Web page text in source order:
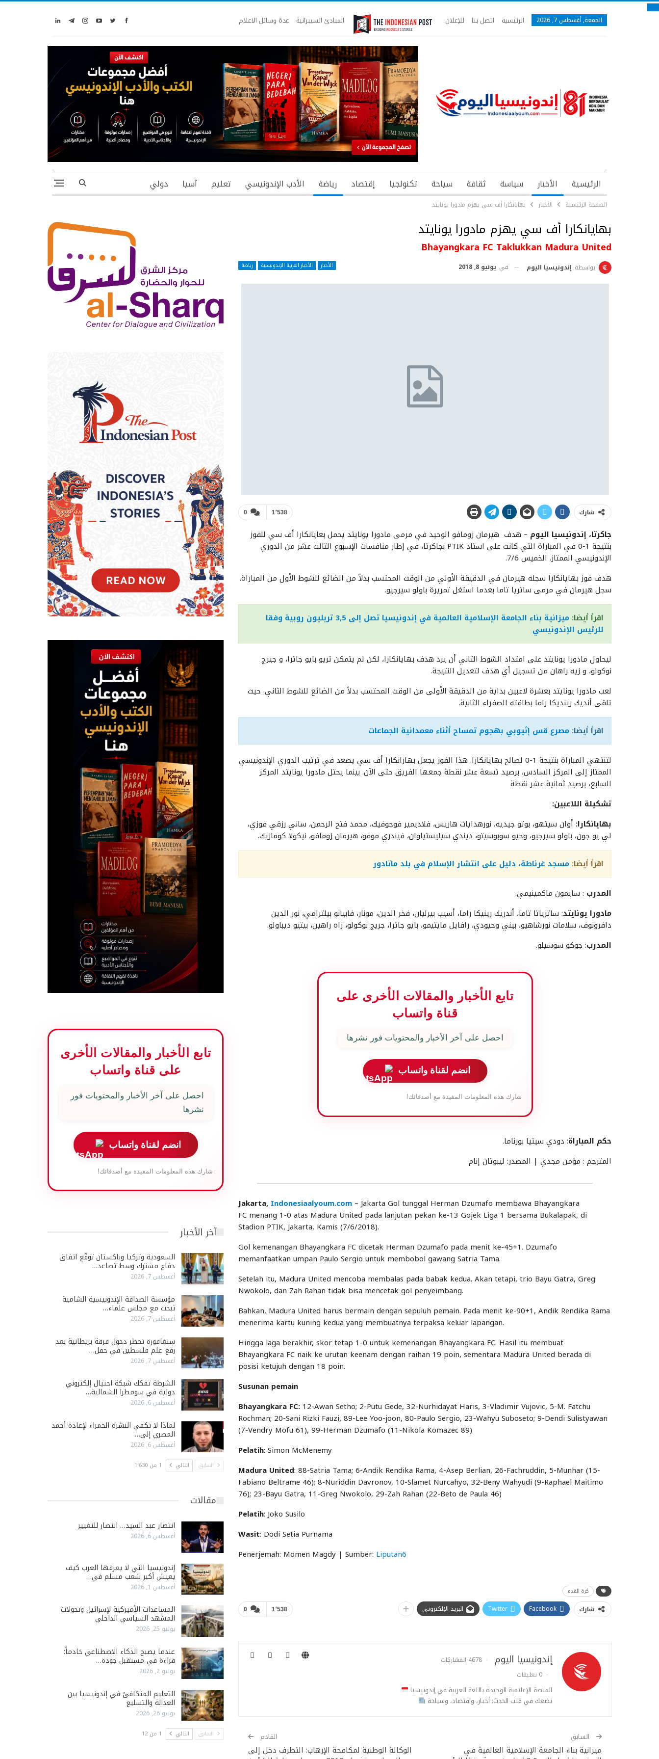
الجمعة, أغسطس 7, 2026 الرئيسية اتصل بنا للإعلان المبادئ السيبرانية عدة وسائل الاعلام
الرئيسية الأخبار سياسة ثقافة سياحة تكنولجيا إقتصاد رياضة الأدب الإندونيسي تعليم آسيا دولي
الصفحة الرئيسية الأخبار بهايانكارا أف سي يهزم مادورا يونايتد
بهايانكارا أف سي يهزم مادورا يونايتد
Bhayangkara FC Taklukkan Madura United
الأخبار الأخبار العربية الإندونيسية رياضة بواسطة إندونيسيا اليوم في يونيو 8, 2018
0 1٬538 شارك
جاكرتا، إندونيسيا اليوم – هدف هيرمان زومافو الوحيد في مرمى مادورا يونايتد يحمل بعايانكارا أف سي للفوز
بنتيجة 1-0 في المباراة التي كانت على استاد PTIK بجاكرتا، في إطار منافسات الإسبوع الثالث عشر من الدوري
الإندونيسي الممتاز. الخميس 7/6.
هدف فوز بهايانكارا سجله هيرمان في الدقيقة الأولي من الوقت المحتسب بدلاً من الضائع للشوط الأول من المباراة.
سجل هيرمان في مرمى ساتريا تاما بعدما استغل تمريرة باولو سيرجيو.
اقرأ أيضا:
ميزانية بناء الجامعة الإسلامية العالمية في إندونيسيا تصل إلى 3,5 تريليون روبية وفقا
للرئيس الإندونيسي
ليحاول مادورا يونايتد على امتداد الشوط الثاني أن يرد هدف بهايانكارا، لكن لم يتمكن تريو بايو جاترا، و جيرج
نوكولو، و زيه راهان من تسجيل أي هدف لتعديل النتيجة.
لعب مادورا يونايتد بعشرة لاعبين بداية من الدقيقة الأولى من الوقت المحتسب بدلاً من الضائع للشوط الثاني. حيث
تلقى أنديك رينديكا راما بطاقته الصفراء الثانية.
اقرأ أيضا: مصرع قس إثيوبي بهجوم تمساح أثناء معمدانية الجماعات
لتنتهي المباراة بنتيجة 1-0 لصالح بهايانكارا. هذا الفوز يجعل بهارانكارا أف سي يصعد في ترتيب الدوري الإندونيسي
الممتاز إلى المركز السادس، برصيد تسعة عشر نقطة جمعها الفريق حتى الآن. بينما يحتل مادورا يونايتد المركز
السابع، برصيد ثمانية عشر نقطة
تشكيلة اللاعبين:
بهايانكارا: أوان سيتهو، بوتو جيديه، نورهدايات هاريس، فلاديمير فوجوفيك، محمد فتح الرحمن، ساني رزقي فوزي،
لي يو جون، باولو سيرجيو، وحيو سوبوسيتو، ديندي سيليستياوان، فيندري موفو، هيرمان زومافو، نيكولا كومازيك.
اقرأ أيضا: مسجد غرناطة، دليل على انتشار الإسلام في بلد ماتادور
المدرب : سايمون ماكمينيمي.
مادورا يونايتد: ساترياتا تاما، أندريك رينيكا راما، أسيب بيرليان، فخر الدين، مونار، فابيانو بيلترامي، نور الدين
دافرونوف، سلامات نورشاهيو، بيني وحيودي، رافايل مايتيمو، بايو جاترا، جريج نوكولو، زاه راهين، بيتيو ديباولو.
المدرب: جوكو سوسيلو.
تابع الأخبار والمقالات الأخرى على
قناة واتساب
احصل على آخر الأخبار والمحتويات فور نشرها
انضم لقناة واتساب
شارك هذه المعلومات المفيدة مع أصدقائك!
حكم المباراة: دودي سيتيا بورناما.
المترجم : مؤمن مجدي | المصدر: ليبوتان إنام
Jakarta, Indonesiaalyoum.com – Jakarta Gol tunggal Herman Dzumafo membawa Bhayangkara
FC menang 1-0 atas Madura United pada lanjutan pekan ke-13 Gojek Liga 1 bersama Bukalapak, di
Stadion PTIK, Jakarta, Kamis (7/6/2018).
Gol kemenangan Bhayangkara FC dicetak Herman Dzumafo pada menit ke-45+1. Dzumafo
memanfaatkan umpan Paulo Sergio untuk membobol gawang Satria Tama.
Setelah itu, Madura United mencoba membalas pada babak kedua. Akan tetapi, trio Bayu Gatra, Greg
Nwokolo, dan Zah Rahan tidak bisa mencetak gol penyeimbang.
Bahkan, Madura United harus bermain dengan sepuluh pemain. Pada menit ke-90+1, Andik Rendika Rama
menerima kartu kuning kedua yang membuatnya terpaksa keluar lapangan.
Hingga laga berakhir, skor tetap 1-0 untuk kemenangan Bhayangkara FC. Hasil itu membuat
Bhayangkara FC naik ke urutan keenam dengan raihan 19 poin, sementara Madura United berada di
posisi ketujuh dengan 18 poin.
Susunan pemain
Bhayangkara FC: 12-Awan Setho; 2-Putu Gede, 32-Nurhidayat Haris, 3-Vladimir Vujovic, 5-M. Fatchu
Rochman; 20-Sani Rizki Fauzi, 89-Lee Yoo-joon, 80-Paulo Sergio, 23-Wahyu Suboseto; 9-Dendi Sulistyawan
(7-Vendry Mofu 61), 99-Herman Dzumafo (11-Nikola Komazec 89)
Pelatih: Simon McMenemy
Madura United: 88-Satria Tama; 6-Andik Rendika Rama, 4-Asep Berlian, 26-Fachruddin, 5-Munhar (15-
Fabiano Beltrame 46); 8-Nuriddin Davronov, 10-Slamet Nurcahyo, 32-Beny Wahyudi (9-Raphael Maitimo
76); 23-Bayu Gatra, 11-Greg Nwokolo, 29-Zah Rahan (22-Beto de Paula 46)
Pelatih: Joko Susilo
Wasit: Dodi Setia Purnama
Penerjemah: Momen Magdy | Sumber: Liputan6
كرة القدم
0 1٬538 شارك Facebook
Twitter البريد الإلكتروني
إندونيسيا اليوم
4678 المشاركات
0 تعليقات
المنصة الإعلامية الوحيدة باللغة العربية في إندونيسيا
نضعك في قلب الحدث: أخبار، واقتصاد، وسياحة
السابق
ميزانية بناء الجامعة الإسلامية العالمية في
القادم
الوكالة الوطنية لمكافحة الإرهاب: التطرف دخل إلى
تابع الأخبار والمقالات الأخرى
على قناة واتساب
احصل على آخر الأخبار والمحتويات فور
نشرها
انضم لقناة واتساب
شارك هذه المعلومات المفيدة مع أصدقائك!
آخر الأخبار
السعودية وتركيا وباكستان توقّع اتفاق
دفاع مشترك وسط تصاعد…
أغسطس 7, 2026
مؤسسة الصداقة الإندونيسية الشامية
تبحث مع مجلس علماء…
أغسطس 7, 2026
سنغافورة تحظر دخول فرقة بريطانية بعد
رفع علم فلسطين في حفل…
أغسطس 7, 2026
الشرطة تفكك شبكة احتيال إلكتروني
دولية في سومطرا الشمالية…
أغسطس 6, 2026
لماذا لا تكفي النشرة الحمراء لإعادة أحمد
المصري إلى…
أغسطس 6, 2026
السابق التالي 1 من 1٬630
مقالات
انتصار عبد السيد… انتصار للتغيير
أغسطس 6, 2026
إندونيسيا التي لا يعرفها العرب كيف
يعيش أكبر شعب مسلم في…
أغسطس 1, 2026
المساعدات الأميركية لإسرائيل وتحولات
المشهد السياسي الداخلي
يوليو 25, 2026
عندما يصبح الذكاء الاصطناعي خادماً:
قراءة في مستقبل جودة…
يوليو 2, 2026
التعليم المتكافئ في إندونيسيا بين
العدالة والتسليع
يونيو 26, 2026
السابق التالي 1 من 12